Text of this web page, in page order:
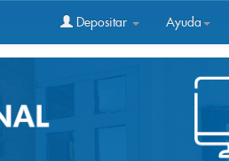
Depositar Ayuda